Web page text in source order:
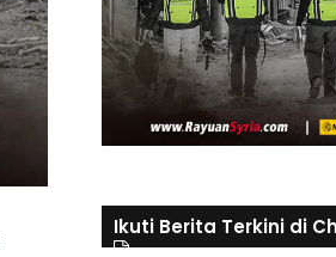
Ikuti Berita Terkini di